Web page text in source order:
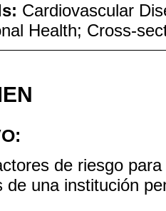
Cardiovascular
Health; Cross-
de riesgo
de una institución